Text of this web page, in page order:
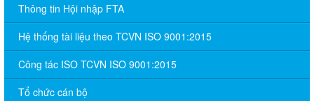
Thông tin Hội nhập FTA
Hệ thống tài liệu theo TCVN ISO 9001:2015
Công tác ISO TCVN ISO 9001:2015
Tổ chức cán bộ